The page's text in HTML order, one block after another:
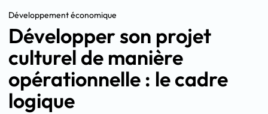
Développement économique
Développer son projet
culturel de manière
opérationnelle : le cadre
logique